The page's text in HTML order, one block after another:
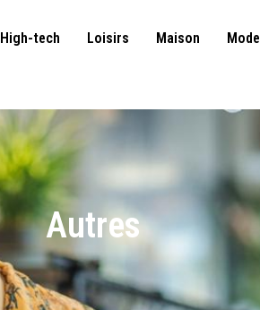
High-tech Loisirs Maison Mode
Autres